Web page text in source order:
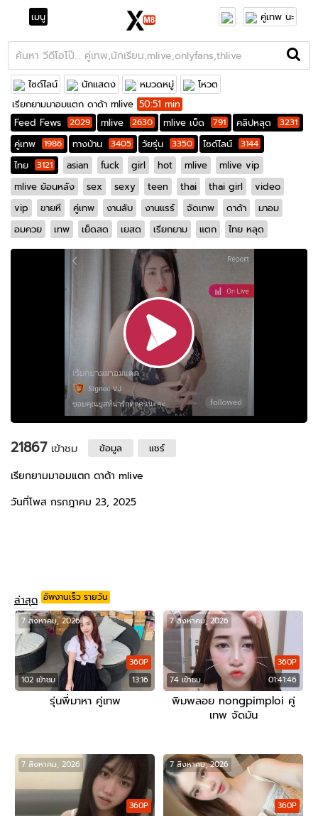
เมนู คู่เทพ นะ
ไซด์ไลน์ นักแสดง หมวดหมู่
โหวต
เรียกยามมาอมแตก ดาด้า mlive 50:51 min
Feed Fews
2029 mlive 2630 mlive เบ็ด 791 คลิปหลุด 3231
คู่เทพ 1986 ทางบ้าน 3405 วัยรุ่น 3350 ไซด์ไลน์ 3144
ไทย 3121 asian fuck girl hot mlive
mlive vip
mlive ย้อนหลัง
sex sexy teen thai thai girl
video
vip
ขายหี คู่เทพ งานลับ งานแรร์ จัดเทพ ดาด้า
มาอม
อมควย
เทพ เย็ดสด เยสด เรียกยาม แตก ไทย หลุด
21867เข้าชม ข้อมูล แชร์
เรียกยามมาอมแตก ดาด้า mlive
วันที่โพส กรกฎาคม 23, 2025
ล่าสุด อัพงานเร็ว รายวัน
102 เข้าชม 13:16
360P
7 สิงหาคม, 2026
รุ่นพี่มาหา คู่เทพ
74 เข้าชม 01:41:46
360P
7 สิงหาคม, 2026
พิมพลอย nongpimploi คู่
เทพ จัดมัน
360P
7 สิงหาคม, 2026
360P
7 สิงหาคม, 2026